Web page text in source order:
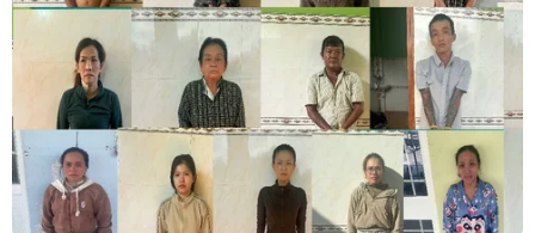
Hơn 100 người thiệt mạng trong mùa
mưa khốc liệt ở Ấn Độ
05/08/2026 09:39
Trung Quốc phóng thành công hai
vệ tinh siêu phổ Đông Phương Huệ